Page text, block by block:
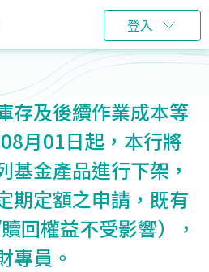
登入
存及後續作業成本等
月01日起，本行將
基金產品進行下架，
期定額之申請，既有
回權益不受影響），
專員。